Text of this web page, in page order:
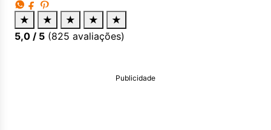
★ ★ ★ ★
★
5,0 / 5 (825 avaliações)
Publicidade